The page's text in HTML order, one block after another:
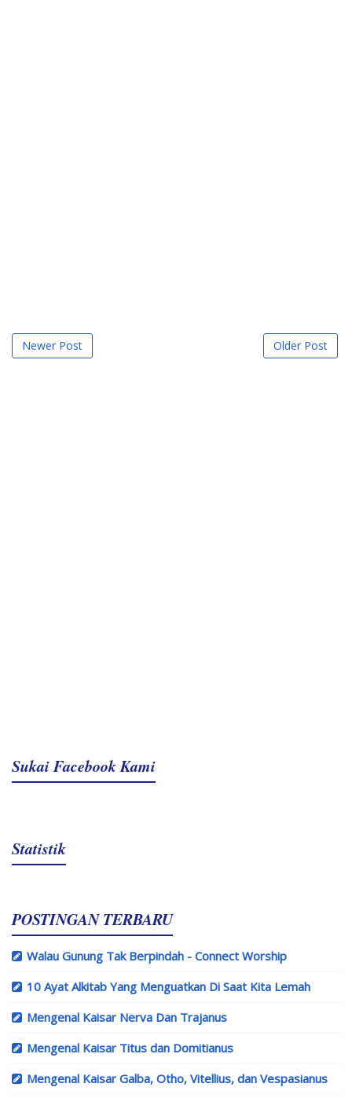
Newer Post Older Post
Sukai Facebook Kami
Statistik
POSTINGAN TERBARU
Walau Gunung Tak Berpindah - Connect Worship
10 Ayat Alkitab Yang Menguatkan Di Saat Kita Lemah
Mengenal Kaisar Nerva Dan Trajanus
Mengenal Kaisar Titus dan Domitianus
Mengenal Kaisar Galba, Otho, Vitellius, dan Vespasianus